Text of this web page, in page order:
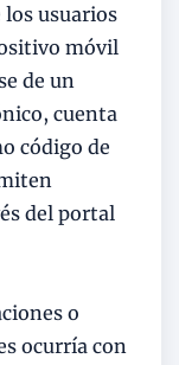
usuarios
móvil
de un
cuenta
código de
del portal
o
ocurría con